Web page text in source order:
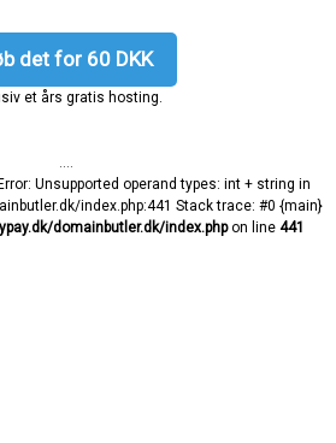
det for 60 DKK
et års gratis hosting.
Unsupported operand types: int + string in
index.php:441 Stack trace: #0 {main}
domainbutler.dk/index.phpon line 441